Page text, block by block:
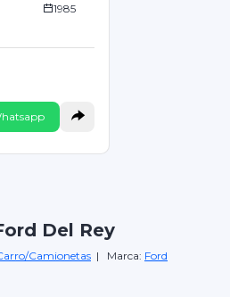
1985
Del Rey
Camionetas | Marca: Ford